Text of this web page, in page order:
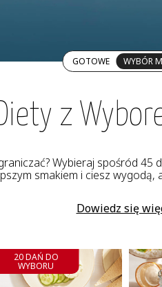
GOTOWE WYBÓR
z
Wybieraj spośród 45
smakiem i ciesz wygodą,
Dowiedz się
20 DAŃ DO
WYBORU